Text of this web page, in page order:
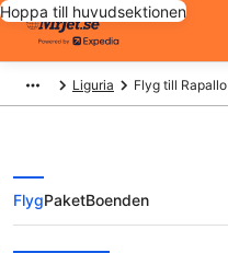
Hoppa till huvudsektionen
Liguria Flyg till Rapallo
FlygPaketBoenden